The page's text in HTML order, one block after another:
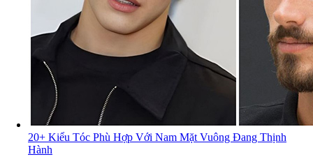
20+ Kiểu Tóc Phù Hợp Với Nam Mặt Vuông Đang Thịnh
Hành